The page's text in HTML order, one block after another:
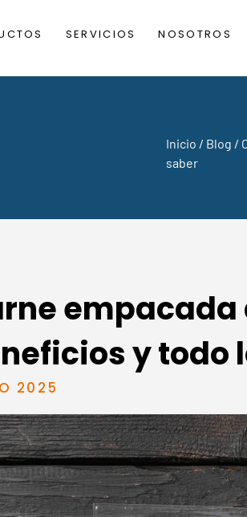
SERVICIOS NOSOTROS
Inicio / Blog /
saber
y todo
2025